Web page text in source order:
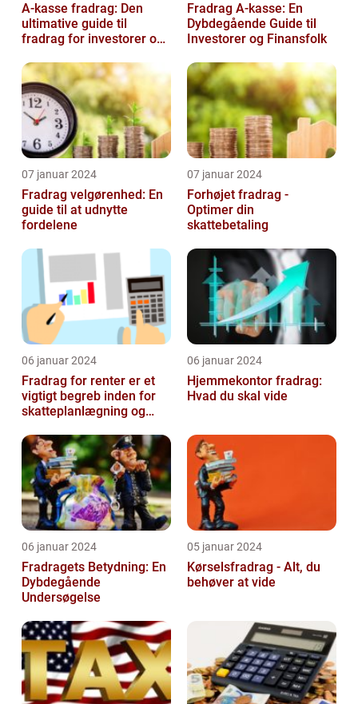
A-kasse fradrag: Den
ultimative guide til
fradrag for investorer og
Fradrag A-kasse: En
Dybdegående Guide til
Investorer og Finansfolk
07 januar 2024
Fradrag velgørenhed: En
guide til at udnytte
fordelene
07 januar 2024
Forhøjet fradrag -
Optimer din
skattebetaling
06 januar 2024
Fradrag for renter er et
vigtigt begreb inden for
skatteplanlægning og
06 januar 2024
Hjemmekontor fradrag:
Hvad du skal vide
06 januar 2024
Fradragets Betydning: En
Dybdegående
Undersøgelse
05 januar 2024
Kørselsfradrag - Alt, du
behøver at vide